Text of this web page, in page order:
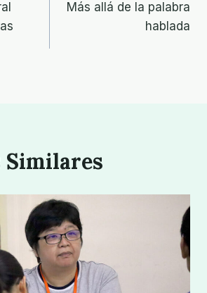
Más allá de la palabra
hablada
Similares